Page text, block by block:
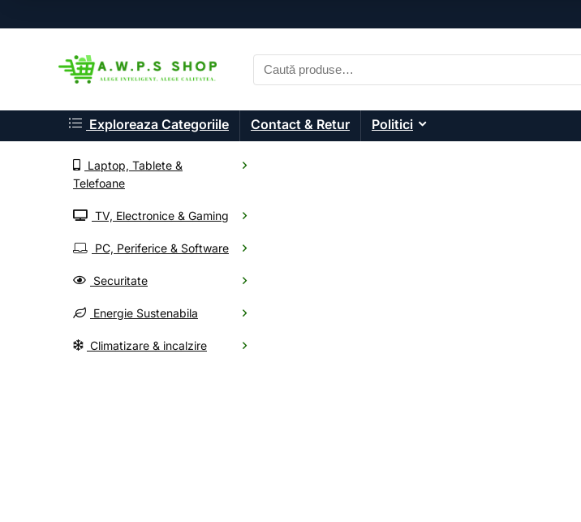
Exploreaza Categoriile
Laptop, Tablete &
Telefoane
TV, Electronice & Gaming
PC, Periferice & Software
Securitate
Energie Sustenabila
Climatizare & incalzire
Contact & Retur Politici
Componente PC,
Oferte noi, livrare rapidă și garanția unui magazin de